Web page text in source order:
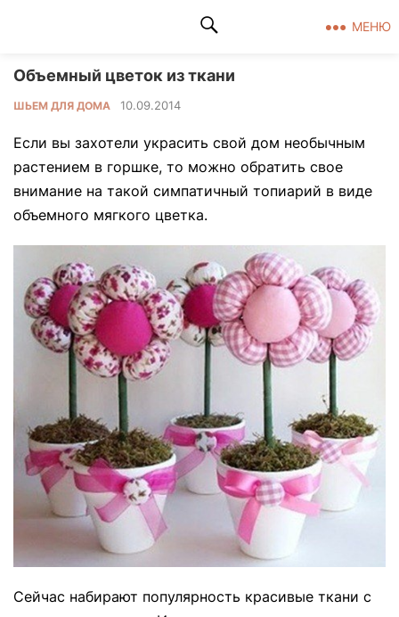
МЕНЮ
Объемный цветок из ткани
ШЬЕМ ДЛЯ ДОМА 10.09.2014
Если вы захотели украсить свой дом необычным
растением в горшке, то можно обратить свое
внимание на такой симпатичный топиарий в виде
объемного мягкого цветка.
Сейчас набирают популярность красивые ткани с